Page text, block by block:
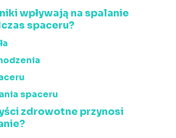
wpływają na spalanie
spaceru?
spaceru
zdrowotne przynosi